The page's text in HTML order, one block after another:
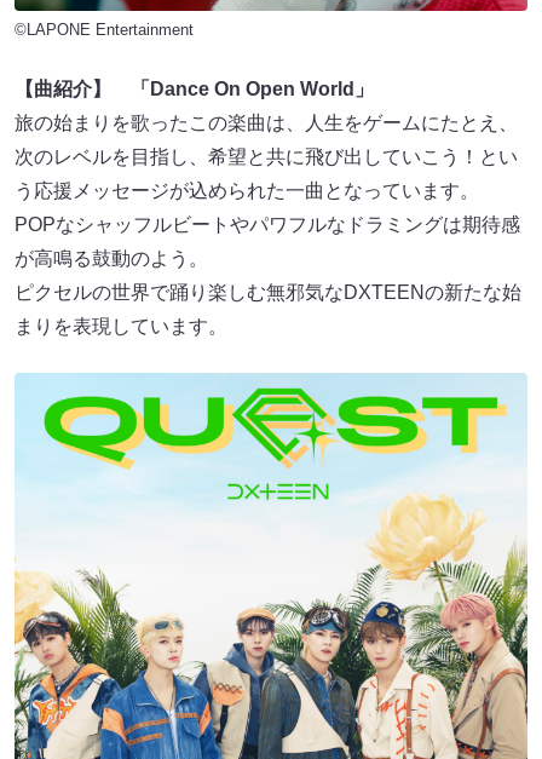
©LAPONE Entertainment
【曲紹介】 「Dance On Open World」
旅の始まりを歌ったこの楽曲は、人生をゲームにたとえ、
次のレベルを目指し、希望と共に飛び出していこう！とい
う応援メッセージが込められた一曲となっています。
POPなシャッフルビートやパワフルなドラミングは期待感
が高鳴る鼓動のよう。
ピクセルの世界で踊り楽しむ無邪気なDXTEENの新たな始
まりを表現しています。